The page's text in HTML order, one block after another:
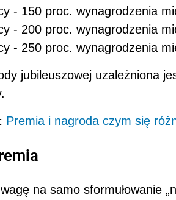
- 150 proc. wynagrodzenia
- 200 proc. wynagrodzenia
- 250 proc. wynagrodzenia
jubileuszowej uzależniona
Premia i nagroda czym się
na samo sformułowanie